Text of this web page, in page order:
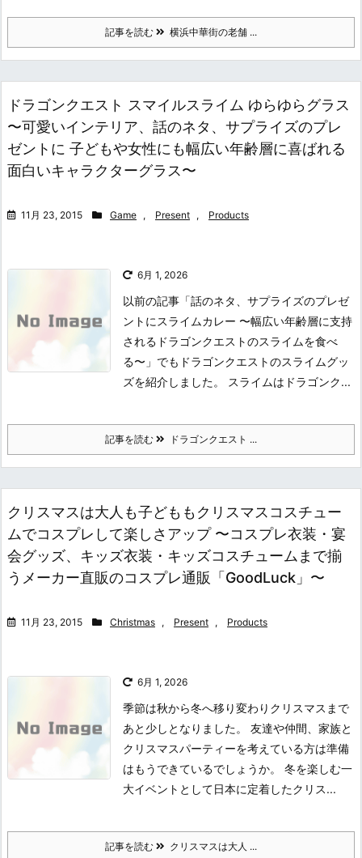
記事を読む 横浜中華街の老舗 ...
ドラゴンクエスト スマイルスライム ゆらゆらグラス
〜可愛いインテリア、話のネタ、サプライズのプレ
ゼントに 子どもや女性にも幅広い年齢層に喜ばれる
面白いキャラクターグラス〜
11月 23, 2015 Game , Present , Products
6月 1, 2026
以前の記事「話のネタ、サプライズのプレゼ
ントにスライムカレー 〜幅広い年齢層に支持
されるドラゴンクエストのスライムを食べ
る〜」でもドラゴンクエストのスライムグッ
ズを紹介しました。 スライムはドラゴンク...
記事を読む ドラゴンクエスト ...
クリスマスは大人も子どももクリスマスコスチュー
ムでコスプレして楽しさアップ 〜コスプレ衣装・宴
会グッズ、キッズ衣装・キッズコスチュームまで揃
うメーカー直販のコスプレ通販「GoodLuck」〜
11月 23, 2015 Christmas , Present , Products
6月 1, 2026
季節は秋から冬へ移り変わりクリスマスまで
あと少しとなりました。 友達や仲間、家族と
クリスマスパーティーを考えている方は準備
はもうできているでしょうか。 冬を楽しむ一
大イベントとして日本に定着したクリス...
記事を読む クリスマスは大人 ...